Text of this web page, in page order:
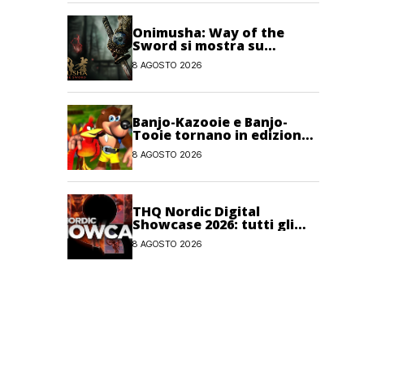
Onimusha: Way of the
Sword si mostra su
Nintendo Switch 2
8 AGOSTO 2026
Banjo-Kazooie e Banjo-
Tooie tornano in edizione
fisica su Evercade a
ottobre
8 AGOSTO 2026
THQ Nordic Digital
Showcase 2026: tutti gli
annunci, i trailer e le
novità dell’evento
8 AGOSTO 2026